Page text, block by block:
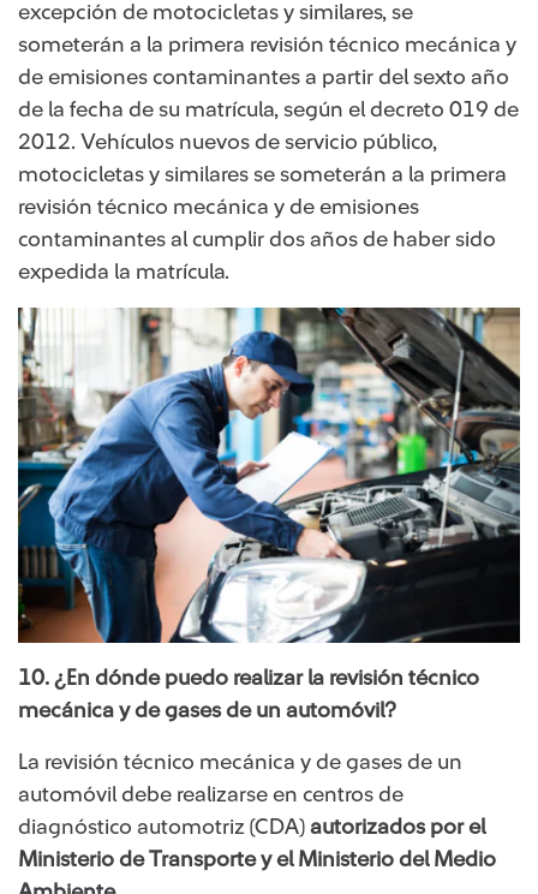
excepción de motocicletas y similares, se
someterán a la primera revisión técnico mecánica y
de emisiones contaminantes a partir del sexto año
de la fecha de su matrícula, según el decreto 019 de
2012. Vehículos nuevos de servicio público,
motocicletas y similares se someterán a la primera
revisión técnico mecánica y de emisiones
contaminantes al cumplir dos años de haber sido
expedida la matrícula.
10. ¿En dónde puedo realizar la revisión técnico
mecánica y de gases de un automóvil?
La revisión técnico mecánica y de gases de un
automóvil debe realizarse en centros de
diagnóstico automotriz (CDA) autorizados por el
Ministerio de Transporte y el Ministerio del Medio